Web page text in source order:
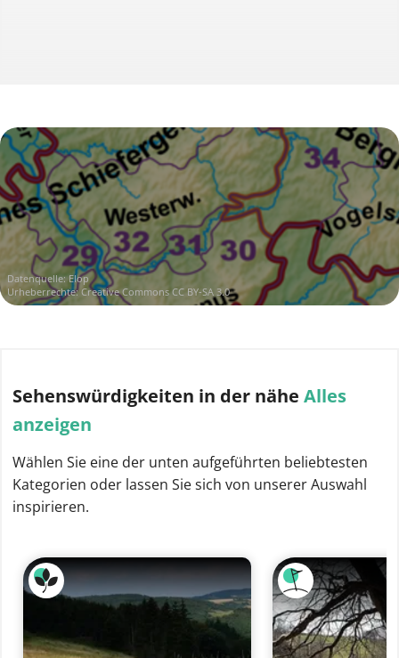
Datenquelle:Elop
Urheberrechte: Creative Commons CC BY-SA 3.0
Sehenswürdigkeiten in der nähe Alles
anzeigen
Wählen Sie eine der unten aufgeführten beliebtesten
Kategorien oder lassen Sie sich von unserer Auswahl
inspirieren.